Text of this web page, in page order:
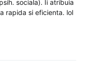
sociala). Ii atribuia
rapida si eficienta. lol